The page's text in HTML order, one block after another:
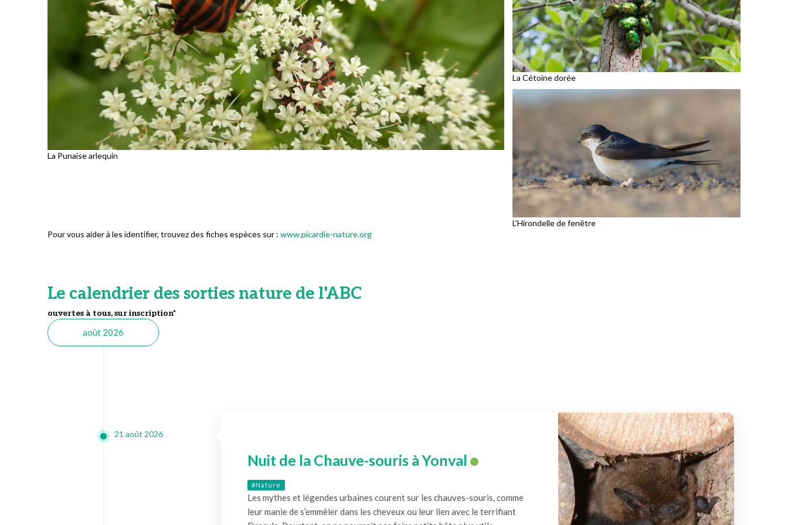
La Punaise arlequin
La Cétoine dorée
L'Hirondelle de fenêtre
Pour vous aider à les identifier, trouvez des fiches espèces sur : www.picardie-nature.org
Le calendrier des sorties nature de l'ABC
ouvertes à tous, sur inscription*
août 2026
21 août 2026
Nuit de la Chauve-souris à Yonval
#Nature
Les mythes et légendes urbaines courent sur les chauves-souris, comme
leur manie de s’emmêler dans les cheveux ou leur lien avec le terrifiant